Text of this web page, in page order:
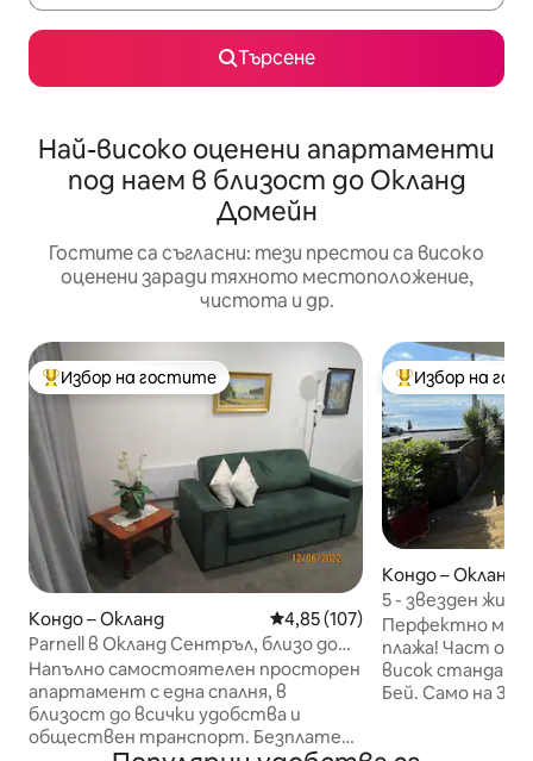
Търсене
Най-високо оценени апартаменти
под наем в близост до Окланд
Домейн
Гостите са съгласни: тези престои са високо
оценени заради тяхното местоположение,
чистота и др.
Най-популярен избор на гостите
Избор на гостите
Кондо – Окланд Средна оценка: 4,85 от 5,
4,85 (107)
Parnell в Окланд Сентръл, близо до
всичко.
Напълно самостоятелен просторен
апартамент с една спалня, в
близост до всички удобства и
обществен транспорт. Безплатен
Най-популярен
Избор на
Кондо – Окланд
5 - звезден
плажа.
Перфектно
плажа! Част от
висок стандарт
Бей. Само на 3 – 4 минути пеша по